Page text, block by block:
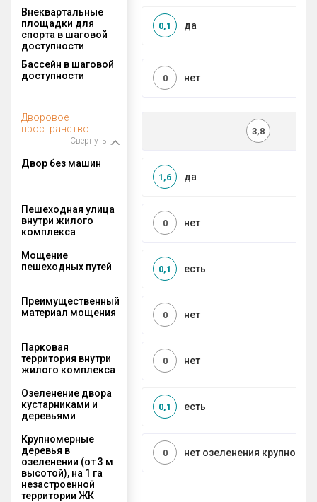
Внеквартальные
площадки для
спорта в шаговой
доступности
да
0,1
Бассейн в шаговой
доступности
нет
0
Дворовое
пространство
Свернуть
3,8
Двор без машин
да
1,6
Пешеходная улица
внутри жилого
комплекса
нет
0
Мощение
пешеходных путей
есть
0,1
Преимущественный
материал мощения
нет
0
Парковая
территория внутри
жилого комплекса
нет
0
Озеленение двора
кустарниками и
деревьями
есть
0,1
Крупномерные
деревья в
озеленении (от 3 м
высотой), на 1 га
незастроенной
территории ЖК
нет озеленения
0